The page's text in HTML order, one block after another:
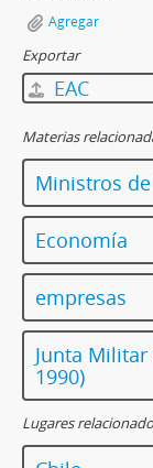
Agregar
Exportar
EAC
Materias
Ministros
Economía
empresas
Junta
1990)
Lugares